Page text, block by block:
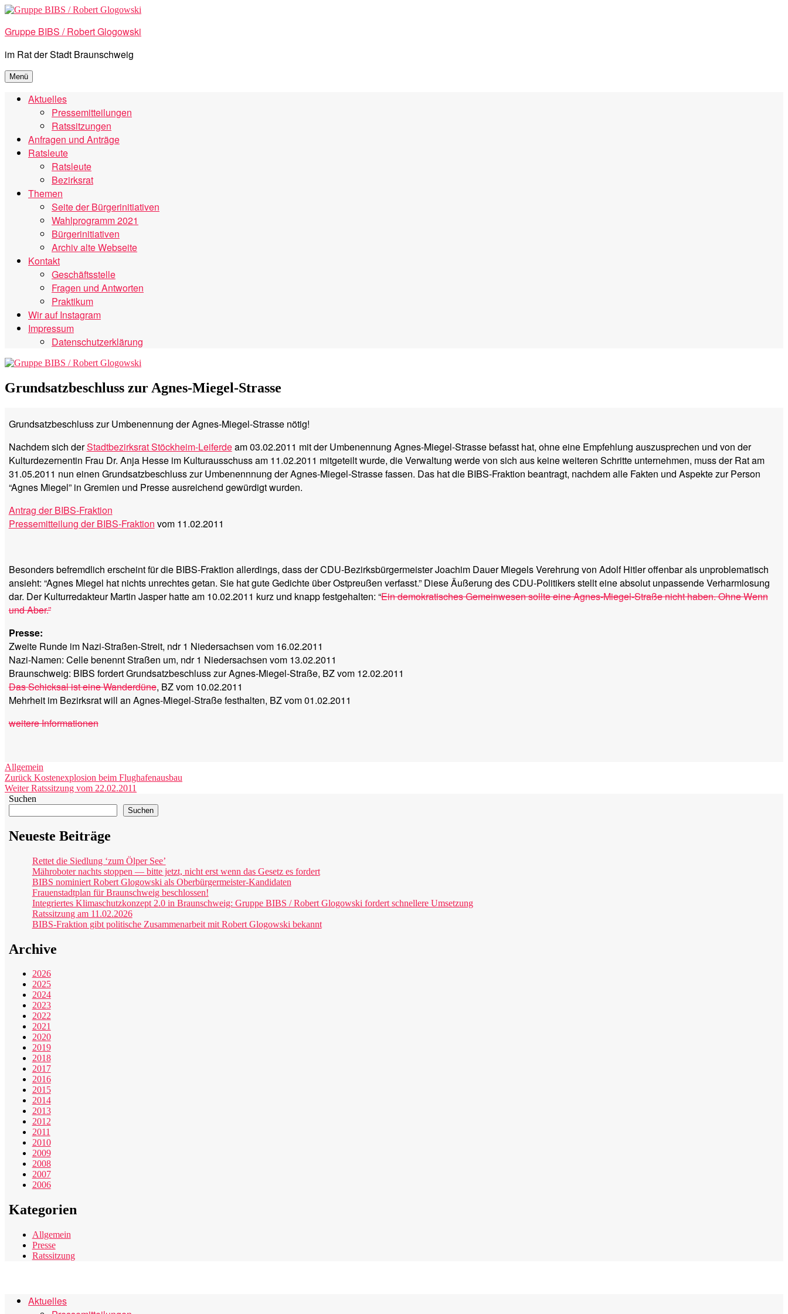
Zum
springen
Gruppe BIBS / Robert Glogowski
im Rat der Stadt Braunschweig
Menü
Aktuelles
Pressemitteilungen
Ratssitzungen
Anfragen und Anträge
Ratsleute
Ratsleute
Bezirksrat
Themen
Seite der Bürgerinitiativen
Wahlprogramm 2021
Bürgerinitiativen
Archiv alte Webseite
Kontakt
Geschäftsstelle
Fragen und Antworten
Praktikum
Wir auf Instagram
Impressum
Datenschutzerklärung
Grundsatzbeschluss zur Agnes-Miegel-Strasse
Grundsatzbeschluss zur Umbenennung der Agnes-Miegel-Strasse nötig!
Nachdem sich derStadtbezirksrat Stöckheim-Leiferdeam 03.02.2011 mit der Umbenennung Agnes-Miegel-Strasse befasst hat, ohne eine Empfehlung auszusprechen und von der
Kulturdezernentin Frau Dr. Anja Hesse im Kulturausschuss am 11.02.2011 mitgeteilt wurde, die Verwaltung werde von sich aus keine weiteren Schritte unternehmen, muss der Rat am
31.05.2011 nun einen Grundsatzbeschluss zur Umbenennnung der Agnes-Miegel-Strasse fassen. Das hat die BIBS-Fraktion beantragt, nachdem alle Fakten und Aspekte zur Person
“Agnes Miegel” in Gremien und Presse ausreichend gewürdigt wurden.
Antrag der BIBS-Fraktion
Pressemitteilung der BIBS-Fraktion vom 11.02.2011
Besonders befremdlich erscheint für die BIBS-Fraktion allerdings, dass der CDU-Bezirksbürgermeister Joachim Dauer Miegels Verehrung von Adolf Hitler offenbar als unproblematisch
ansieht: “Agnes Miegel hat nichts unrechtes getan. Sie hat gute Gedichte über Ostpreußen verfasst.” Diese Äußerung des CDU-Politikers stellt eine absolut unpassende Verharmlosung
dar. Der Kulturredakteur Martin Jasper hatte am 10.02.2011 kurz und knapp festgehalten: “Ein demokratisches Gemeinwesen sollte eine Agnes-Miegel-Straße nicht haben. Ohne Wenn
und Aber.”
Presse:
Zweite Runde im Nazi-Straßen-Streit, ndr 1 Niedersachsen vom 16.02.2011
Nazi-Namen: Celle benennt Straßen um, ndr 1 Niedersachsen vom 13.02.2011
Braunschweig: BIBS fordert Grundsatzbeschluss zur Agnes-Miegel-Straße, BZ vom 12.02.2011
Das Schicksal ist eine Wanderdüne, BZ vom 10.02.2011
Mehrheit im Bezirksrat will an Agnes-Miegel-Straße festhalten, BZ vom 01.02.2011
weitere Informationen
Kategorien
Allgemein
Beitragsnavigation
Zurück Vorheriger
Beitrag:
Kostenexplosion beim Flughafenausbau
Weiter Nächster
Beitrag:
Ratssitzung vom 22.02.2011
Suchen
Suchen
Neueste Beiträge
Rettet die Siedlung ‘zum Ölper See’
Mähroboter nachts stoppen — bitte jetzt, nicht erst wenn das Gesetz es fordert
BIBS nominiert Robert Glogowski als Oberbürgermeister-Kandidaten
Frauenstadtplan für Braunschweig beschlossen!
Integriertes Klimaschutzkonzept 2.0 in Braunschweig: Gruppe BIBS / Robert Glogowski fordert schnellere Umsetzung
Ratssitzung am 11.02.2026
BIBS-Fraktion gibt politische Zusammenarbeit mit Robert Glogowski bekannt
Archive
2026
2025
2024
2023
2022
2021
2020
2019
2018
2017
2016
2015
2014
2013
2012
2011
2010
2009
2008
2007
2006
Kategorien
Allgemein
Presse
Ratssitzung
Aktuelles